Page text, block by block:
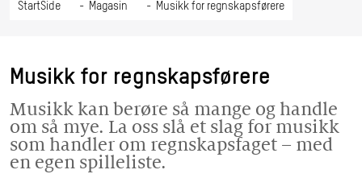
2026
StartSide Magasin Musikk for regnskapsførere
Musikk for regnskapsførere
Musikk kan berøre så mange og handle
om så mye. La oss slå et slag for musikk
som handler om regnskapsfaget – med
en egen spilleliste.